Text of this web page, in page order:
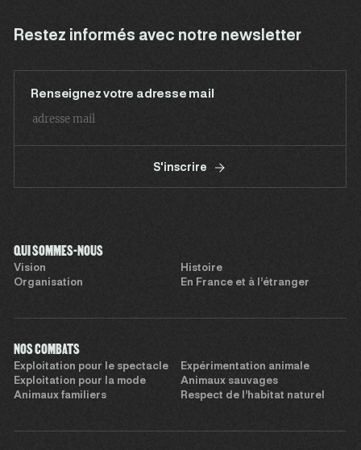
Restez informés avec notre newsletter
Renseignez votre adresse mail
S'inscrire
QUI SOMMES-NOUS
Vision
Histoire
Organisation
En France et à l’étranger
NOS COMBATS
Exploitation pour le spectacle
Expérimentation animale
Exploitation pour la mode
Animaux sauvages
Animaux familiers
Respect de l’habitat naturel